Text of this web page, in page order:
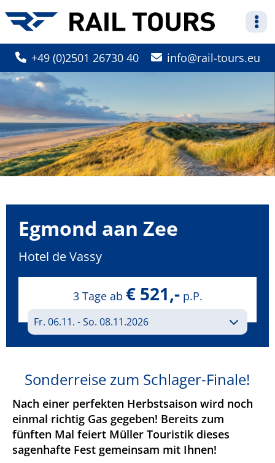
+49 (0)2501 26730 40 info rail-tours.eu
Egmond aan Zee
Hotel de Vassy
3 Tage ab € 521,-p.P.
Sonderreise zum Schlager-Finale!
Nach einer perfekten Herbstsaison wird noch
einmal richtig Gas gegeben! Bereits zum
fünften Mal feiert Müller Touristik dieses
sagenhafte Fest gemeinsam mit Ihnen!